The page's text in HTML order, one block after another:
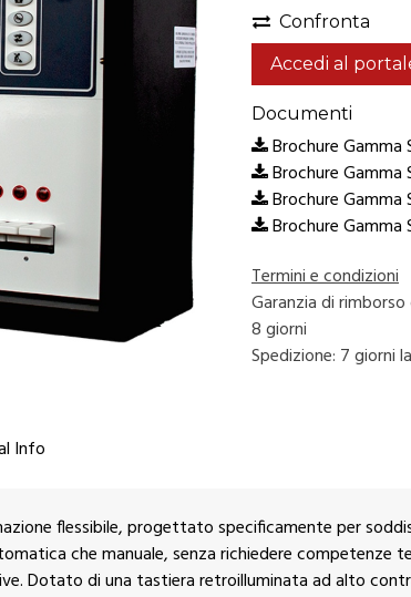
Confronta
Accedi al
Documenti
Brochure Gamma
Brochure Gamma
Brochure Gamma
Brochure Gamma
Termini e condizioni
Garanzia di rimborso
8 giorni
Spedizione: 7 giorni
Info
flessibile, progettato specificamente per
che manuale, senza richiedere competenze
Dotato di una tastiera retroilluminata ad alto